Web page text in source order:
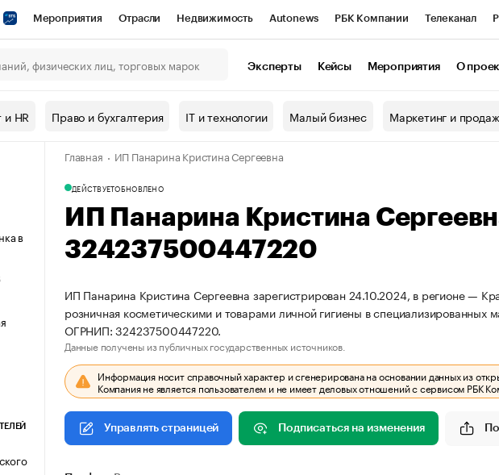
Мероприятия Отрасли Недвижимость Autonews РБК Компании Телеканал
СПб Спецпроекты Проверка контрагентов
Рынок наличной валюты
Эксперты Кейсы Мероприятия О
HR Право и бухгалтерия IT и технологии Малый бизнес Маркетинг и
в
Главная ИП Панарина Кристина Сергеевна
ДЕЙСТВУЕТОБНОВЛЕНО
ИП Панарина Кристина
324237500447220
ИП Панарина Кристина Сергеевна зарегистрирован 24.10.2024, в регионе —
розничная косметическими и товарами личной гигиены в
ОГРНИП: 324237500447220.
Данные получены из публичных государственных источников.
Информация носит справочный характер и сгенерирована на основании данных из
Компания не является пользователем и не имеет деловых отношений с сервисом РБК
Управлять страницей Подписаться на изменения